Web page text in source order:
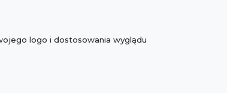
logo i dostosowania wyglądu